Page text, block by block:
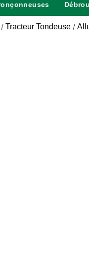
/ Tracteur Tondeuse /